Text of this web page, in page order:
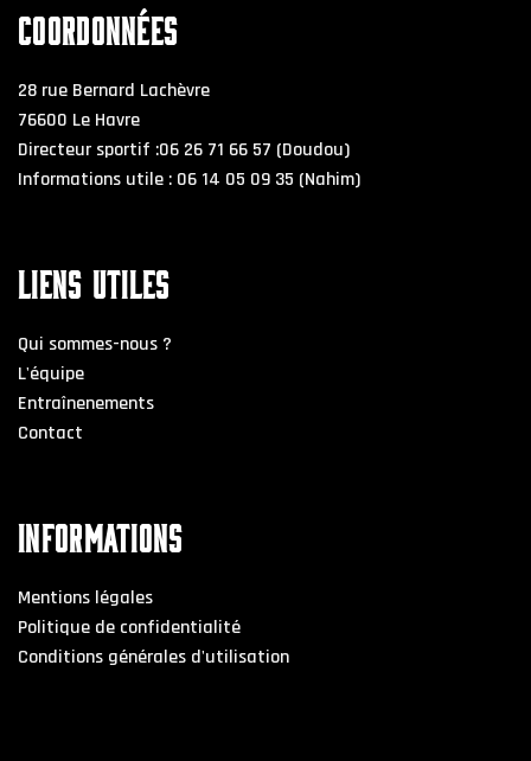
COORDONNÉES
28 rue Bernard Lachèvre
76600 Le Havre
Directeur sportif :06 26 71 66 57 (Doudou)
Informations utile : 06 14 05 09 35 (Nahim)
LIENS UTILES
Qui sommes-nous ?
L'équipe
Entraînenements
Contact
INFORMATIONS
Mentions légales
Politique de confidentialité
Conditions générales d'utilisation